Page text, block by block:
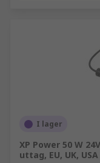
I lager
XP Power 50 W
uttag, EU, UK,